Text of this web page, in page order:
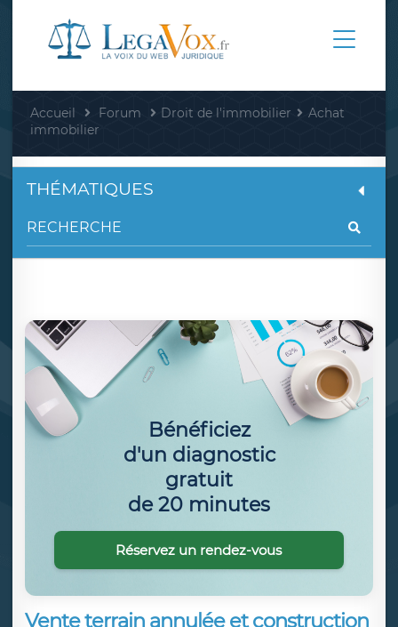
Accueil Forum Droit de l'immobilier
Achat
immobilier
Vente terrain annulée et construction
THÉMATIQUES
Bénéficiez
d'un diagnostic
gratuit
de 20 minutes
Réservez un rendez-vous